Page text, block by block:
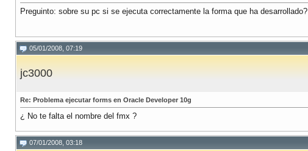
Preguinto: sobre su pc si se ejecuta correctamente la forma que ha desarrollado?
05/01/2008, 07:19
jc3000
Re: Problema ejecutar forms en Oracle Developer 10g
¿ No te falta el nombre del fmx ?
07/01/2008, 03:18